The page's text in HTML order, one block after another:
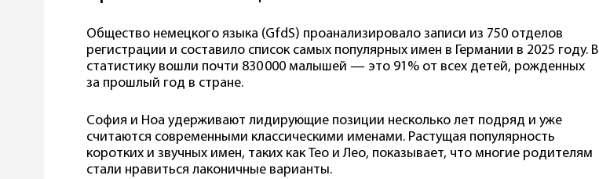
Общество немецкого языка (GfdS) проанализировало записи из 750 отделов
регистрации и составило список самых популярных имен в Германии в 2025 году. В
статистику вошли почти 830 000 малышей — это 91% от всех детей, рожденных
за прошлый год в стране.
София и Ноа удерживают лидирующие позиции несколько лет подряд и уже
считаются современными классическими именами. Растущая популярность
коротких и звучных имен, таких как Тео и Лео, показывает, что многие родителям
стали нравиться лаконичные варианты.